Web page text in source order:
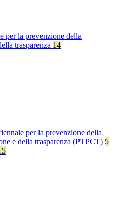
per la prevenzione della
trasparenza 14
per la prevenzione della
e della trasparenza (PTPCT) 5